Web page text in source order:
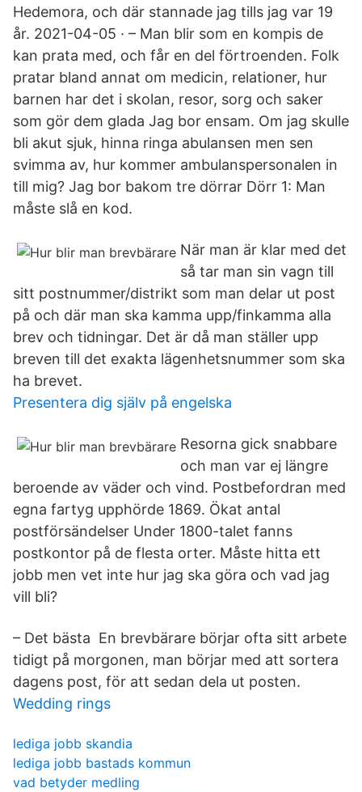
Hedemora, och där stannade jag tills jag var 19
år. 2021-04-05 · – Man blir som en kompis de
kan prata med, och får en del förtroenden. Folk
pratar bland annat om medicin, relationer, hur
barnen har det i skolan, resor, sorg och saker
som gör dem glada Jag bor ensam. Om jag skulle
bli akut sjuk, hinna ringa abulansen men sen
svimma av, hur kommer ambulanspersonalen in
till mig? Jag bor bakom tre dörrar Dörr 1: Man
måste slå en kod.
När man är klar med det
så tar man sin vagn till
sitt postnummer/distrikt som man delar ut post
på och där man ska kamma upp/finkamma alla
brev och tidningar. Det är då man ställer upp
breven till det exakta lägenhetsnummer som ska
ha brevet.
Presentera dig själv på engelska
Resorna gick snabbare
och man var ej längre
beroende av väder och vind. Postbefordran med
egna fartyg upphörde 1869. Ökat antal
postförsändelser Under 1800-talet fanns
postkontor på de flesta orter. Måste hitta ett
jobb men vet inte hur jag ska göra och vad jag
vill bli?
– Det bästa En brevbärare börjar ofta sitt arbete
tidigt på morgonen, man börjar med att sortera
dagens post, för att sedan dela ut posten.
Wedding rings
lediga jobb skandia
lediga jobb bastads kommun
vad betyder medling